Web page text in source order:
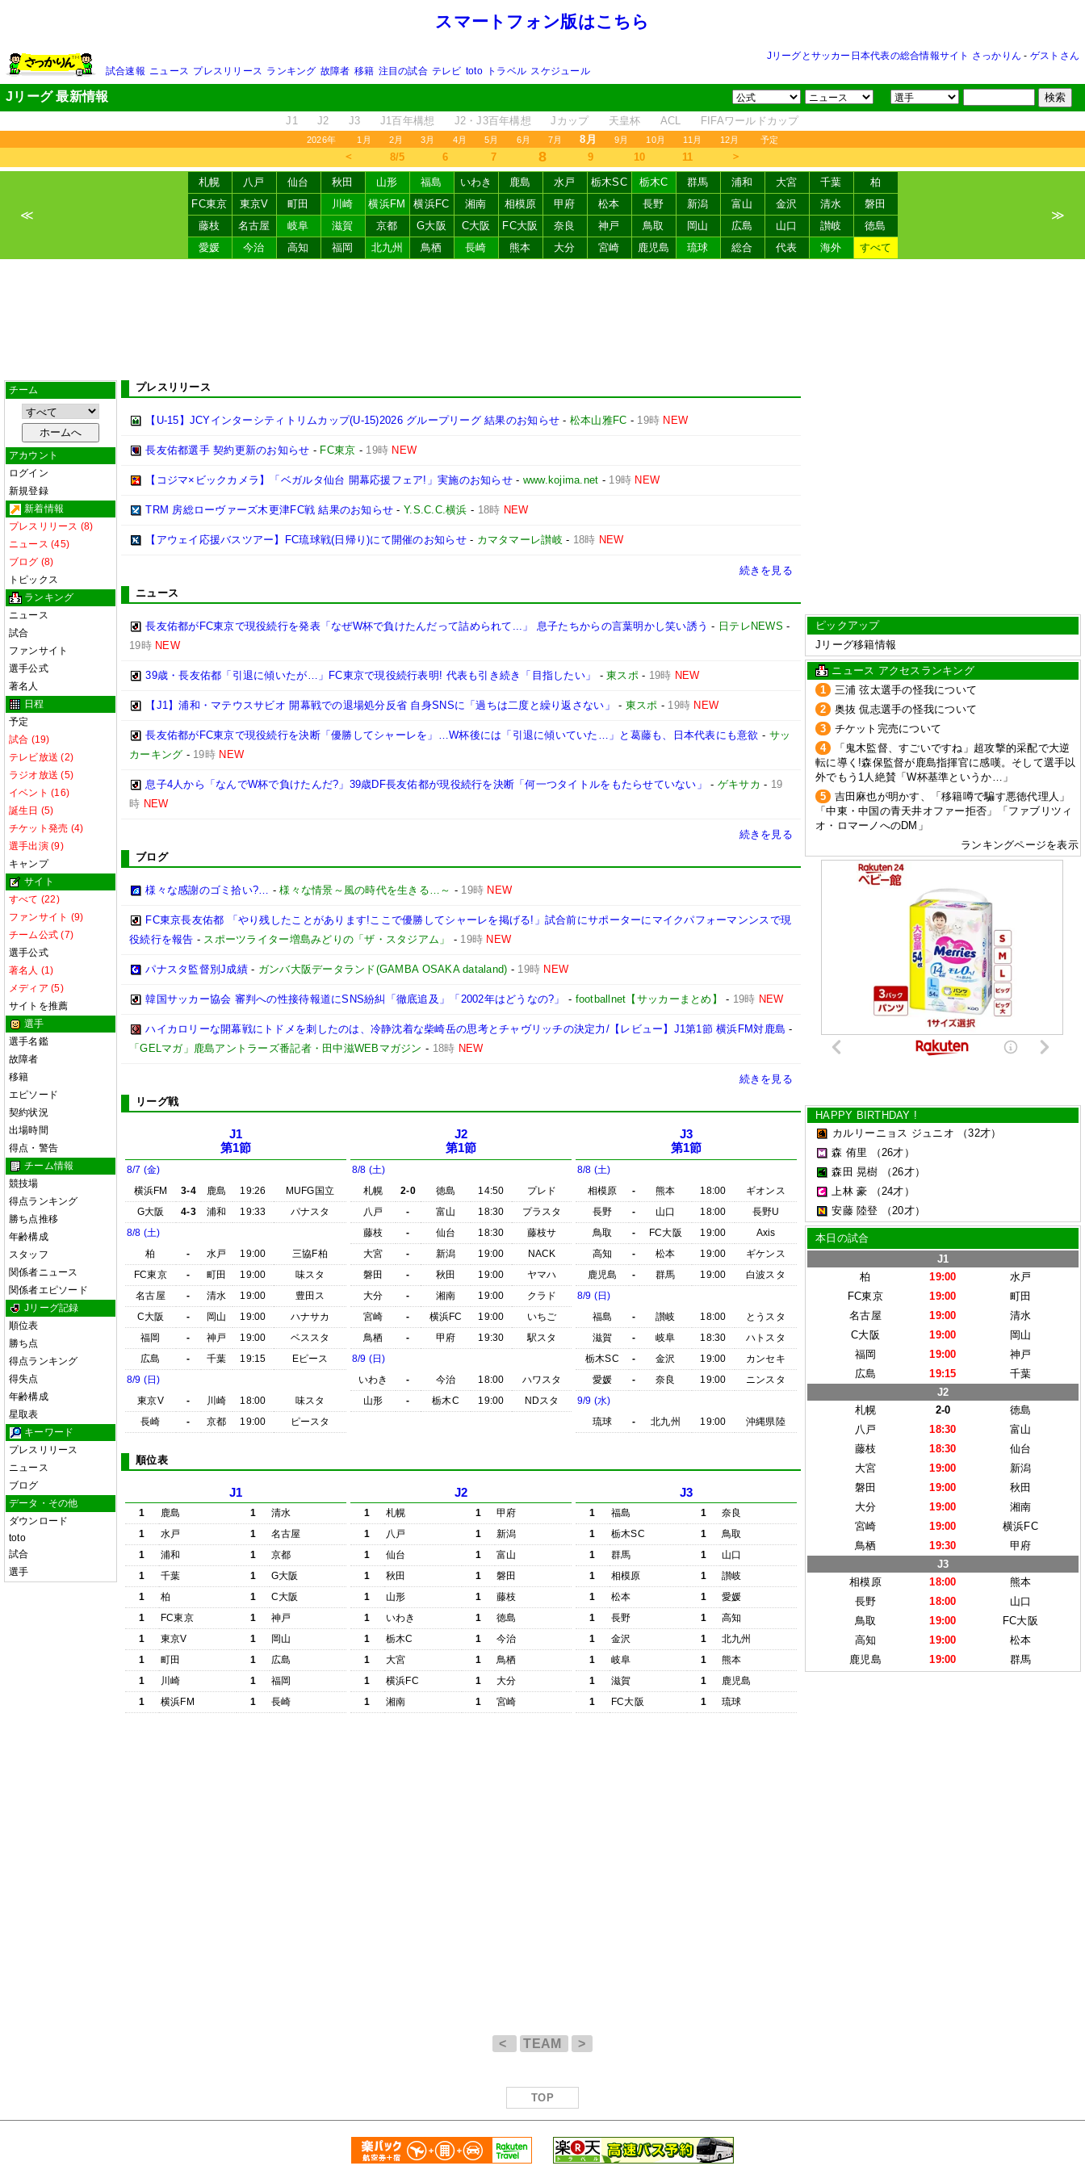
スマートフォン版はこちら
Jリーグとサッカー日本代表の総合情報サイト さっかりん - ゲストさん
試合速報 ニュース プレスリリース ランキング 故障者 移籍 注目の試合 テレビ toto トラベル スケジュール
Jリーグ 最新情報
J1 J2 J3 J1百年構想 J2・J3百年構想 Jカップ 天皇杯 ACL FIFAワールドカップ
2026年 1月 2月 3月 4月 5月 6月 7月 8月 9月 10月 11月 12月 予定
＜ 8/5 6 7 8 9 10 11 ＞
≪
札幌 八戸 仙台 秋田 山形 福島 いわき 鹿島 水戸 栃木SC 栃木C 群馬 浦和 大宮 千葉
柏
FC東京
東京V 町田 川崎 横浜FM 横浜FC 湘南 相模原 甲府 松本 長野 新潟 富山 金沢 清水
磐田
藤枝
名古屋 岐阜 滋賀 京都 G大阪 C大阪 FC大阪 奈良 神戸 鳥取 岡山 広島 山口 讃岐
徳島
愛媛
今治 高知 福岡 北九州 鳥栖 長崎 熊本 大分 宮崎 鹿児島 琉球 総合 代表 海外 すべて
≫
チーム
アカウント
ログイン
新規登録
新着情報
プレスリリース (8)
ニュース (45)
ブログ (8)
トピックス
ランキング
ニュース
試合
ファンサイト
選手公式
著名人
日程
予定
試合 (19)
テレビ放送 (2)
ラジオ放送 (5)
イベント (16)
誕生日 (5)
チケット発売 (4)
選手出演 (9)
キャンプ
サイト
すべて (22)
ファンサイト (9)
チーム公式 (7)
選手公式
著名人 (1)
メディア (5)
サイトを推薦
選手
選手名鑑
故障者
移籍
エピソード
契約状況
出場時間
得点・警告
チーム情報
競技場
得点ランキング
勝ち点推移
年齢構成
スタッフ
関係者ニュース
関係者エピソード
Jリーグ記録
順位表
勝ち点
得点ランキング
得失点
年齢構成
星取表
キーワード
プレスリリース
ニュース
ブログ
データ・その他
ダウンロード
toto
試合
選手
プレスリリース
【U-15】JCYインターシティトリムカップ(U-15)2026 グループリーグ 結果のお知らせ - 松本山雅FC - 19時 NEW
長友佑都選手 契約更新のお知らせ - FC東京 - 19時 NEW
【コジマ×ビックカメラ】「ベガルタ仙台 開幕応援フェア!」実施のお知らせ- www.kojima.net - 19時 NEW
TRM 房総ローヴァーズ木更津FC戦 結果のお知らせ -Y.S.C.C.横浜 - 18時 NEW
【アウェイ応援バスツアー】FC琉球戦(日帰り)にて開催のお知らせ- カマタマーレ讃岐 - 18時 NEW
続きを見る
ニュース
長友佑都がFC東京で現役続行を発表「なぜW杯で負けたんだって詰められて...」 息子たちからの言葉明かし笑い誘う - 日テレNEWS -
19時 NEW
39歳・長友佑都「引退に傾いたが…」FC東京で現役続行表明! 代表も引き続き「目指したい」 -東スポ- 19時 NEW
【J1】浦和・マテウスサビオ 開幕戦での退場処分反省 自身SNSに「過ちは二度と繰り返さない」 - 東スポ - 19時 NEW
長友佑都がFC東京で現役続行を決断「優勝してシャーレを」…W杯後には「引退に傾いていた…」と葛藤も、日本代表にも意欲 - サッ
カーキング - 19時 NEW
息子4人から「なんでW杯で負けたんだ?」39歳DF長友佑都が現役続行を決断「何一つタイトルをもたらせていない」 - ゲキサカ - 19
時 NEW
続きを見る
ブログ
様々な感謝のゴミ拾い?… -様々な情景～風の時代を生きる…～ - 19時 NEW
FC東京長友佑都 「やり残したことがあります!ここで優勝してシャーレを掲げる!」試合前にサポーターにマイクパフォーマンンスで現
役続行を報告 - スポーツライター増島みどりの「ザ・スタジアム」 - 19時 NEW
パナスタ監督別J成績- ガンバ大阪データランド(GAMBA OSAKA dataland) - 19時 NEW
韓国サッカー協会 審判への性接待報道にSNS紛糾「徹底追及」「2002年はどうなの?」 - footballnet【サッカーまとめ】 - 19時 NEW
ハイカロリーな開幕戦にトドメを刺したのは、冷静沈着な柴崎岳の思考とチャヴリッチの決定力/【レビュー】J1第1節 横浜FM対鹿島 -
「GELマガ」鹿島アントラーズ番記者・田中滋WEBマガジン - 18時 NEW
続きを見る
リーグ戦
J1
第1節
8/7 (金)
横浜FM
3-4 鹿島 19:26
MUFG国立
G大阪
4-3 浦和 19:33
パナスタ
8/8 (土)
柏
- 水戸 19:00
三協F柏
FC東京
- 町田 19:00
味スタ
名古屋
- 清水 19:00
豊田ス
C大阪
- 岡山 19:00
ハナサカ
福岡
- 神戸 19:00
ベススタ
広島
- 千葉 19:15
Eピース
8/9 (日)
東京V
- 川崎 18:00
味スタ
長崎
- 京都 19:00 ピースタ
J2
第1節
8/8 (土)
札幌
2-0 徳島 14:50
プレド
八戸
- 富山 18:30
プラスタ
藤枝
- 仙台 18:30
藤枝サ
大宮
- 新潟 19:00
NACK
磐田
- 秋田 19:00
ヤマハ
大分
- 湘南 19:00
クラド
宮崎
- 横浜FC 19:00
いちご
鳥栖
- 甲府 19:30
駅スタ
8/9 (日)
いわき
- 今治 18:00
ハワスタ
山形
- 栃木C 19:00 NDスタ
J3
第1節
8/8 (土)
相模原
- 熊本 18:00
ギオンス
長野
- 山口 18:00
長野U
鳥取
- FC大阪 19:00
Axis
高知
- 松本 19:00
ギケンス
鹿児島
- 群馬 19:00
白波スタ
8/9 (日)
福島
- 讃岐 18:00
とうスタ
滋賀
- 岐阜 18:30
ハトスタ
栃木SC
- 金沢 19:00
カンセキ
愛媛
- 奈良 19:00
ニンスタ
9/9 (水)
琉球
- 北九州 19:00 沖縄県陸
順位表
J1
1 鹿島 1
清水
1
水戸 1
名古屋
1
浦和 1
京都
1
千葉 1
G大阪
1
柏 1
C大阪
1
FC東京 1
神戸
1
東京V 1
岡山
1
町田 1
広島
1
川崎 1
福岡
1
横浜FM 1 長崎
J2
1 札幌 1
甲府
1
八戸 1
新潟
1
仙台 1
富山
1
秋田 1
磐田
1
山形 1
藤枝
1
いわき 1
徳島
1
栃木C 1
今治
1
大宮 1
鳥栖
1
横浜FC 1
大分
1
湘南 1 宮崎
J3
1 福島 1
奈良
1
栃木SC 1
鳥取
1
群馬 1
山口
1
相模原 1
讃岐
1
松本 1
愛媛
1
長野 1
高知
1
金沢 1
北九州
1
岐阜 1
熊本
1
滋賀 1
鹿児島
1
FC大阪 1 琉球
ピックアップ
Jリーグ移籍情報
ニュース アクセスランキング
1
三浦 弦太選手の怪我について
2
奥抜 侃志選手の怪我について
3
チケット完売について
4
「鬼木監督、すごいですね」超攻撃的采配で大逆
転に導く!森保監督が鹿島指揮官に感嘆。そして選手以
外でもう1人絶賛「W杯基準というか…」
5
吉田麻也が明かす、「移籍噂で騙す悪徳代理人」
「中東・中国の青天井オファー拒否」「ファブリツィ
オ・ロマーノへのDM」
ランキングページを表示
HAPPY BIRTHDAY !
カルリーニョス ジュニオ
（32才）
森 侑里
（26才）
森田 晃樹
（26才）
上林 豪
（24才）
安藤 陸登
（20才）
本日の試合
J1
柏
19:00
水戸
FC東京
19:00
町田
名古屋
19:00
清水
C大阪
19:00
岡山
福岡
19:00
神戸
広島
19:15
千葉
J2
札幌
2-0
徳島
八戸
18:30
富山
藤枝
18:30
仙台
大宮
19:00
新潟
磐田
19:00
秋田
大分
19:00
湘南
宮崎
19:00
横浜FC
鳥栖
19:30
甲府
J3
相模原
18:00
熊本
長野
18:00
山口
鳥取
19:00
FC大阪
高知
19:00
松本
鹿児島
19:00 群馬
< TEAM >
TOP